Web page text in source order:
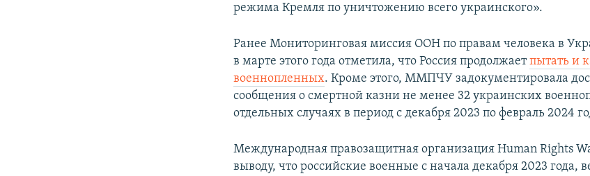
режима Кремля по уничтожению всего украинского».
Ранее Мониторинговая миссия ООН по правам человека в
в марте этого года отметила, что Россия продолжаетпытать и
военнопленных. Кроме этого, ММПЧУ задокументировала
сообщения о смертной казни не менее 32 украинских
отдельных случаях в период с декабря 2023 по февраль 2024
Международная правозащитная организация Human Rights
выводу, что российские военные с начала декабря 2023 года,